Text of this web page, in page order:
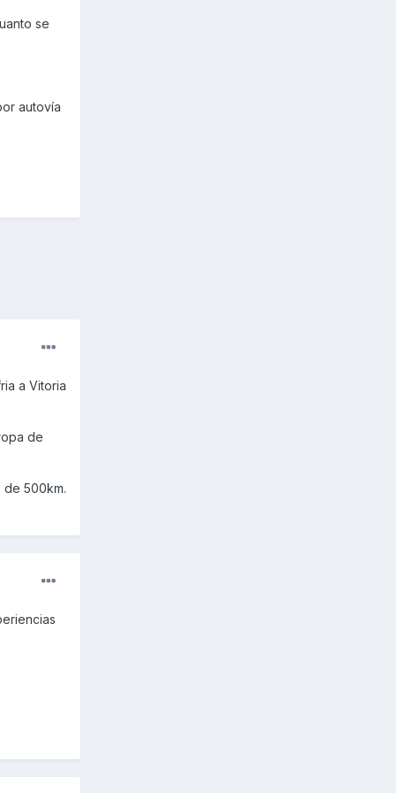
se
autovía
a Vitoria
de
de 500km.